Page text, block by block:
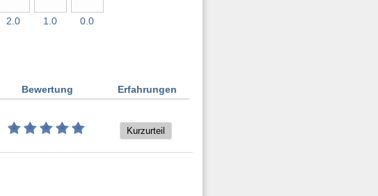
2.0 1.0 0.0
Bewertung Erfahrungen
Kurzurteil